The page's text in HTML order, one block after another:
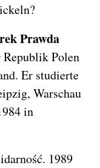
Prawda
Republik Polen
Er studierte
Warschau
in
1989